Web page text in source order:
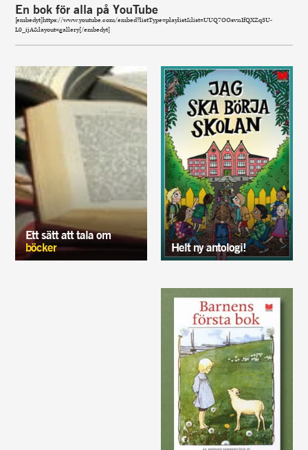
En bok för alla på YouTube
[embedyt]https://www.youtube.com/embed?listType=playlist&list=UUQ7OOsvnIfQXZq3U-
L0_ijA&layout=gallery[/embedyt]
Ett sätt att tala om
böcker
Helt ny antologi!